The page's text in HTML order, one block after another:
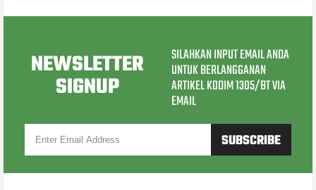
NEWSLETTER
SIGNUP
SILAHKAN INPUT EMAIL ANDA
UNTUK BERLANGGANAN
ARTIKEL KODIM 1305/BT VIA
EMAIL